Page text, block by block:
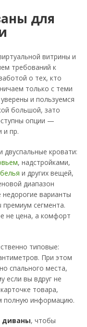
для
витрины и
требований к
о тех, кто
только с теми
и пользуемся
большой, зато
опции —
и пр.
двуспальные кровати:
, надстройками,
и других вещей,
диапазон
варианты
премиум сегмента.
не цена, а комфорт
типовые:
При этом
спального места,
если вы вдруг не
товара,
полную информацию.
диваны, чтобы